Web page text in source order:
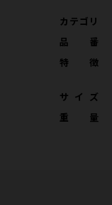
カテゴリ
品番
特徴
サイズ
重量